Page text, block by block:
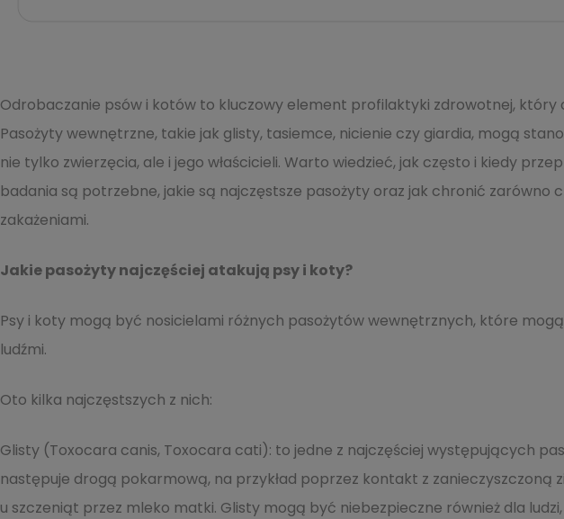
Odrobaczanie psów i kotów to kluczowy element profilaktyki zdrowotnej, który
Pasożyty wewnętrzne, takie jak glisty, tasiemce, nicienie czy giardia, mogą
nie tylko zwierzęcia, ale i jego właścicieli. Warto wiedzieć, jak często i kiedy
badania są potrzebne, jakie są najczęstsze pasożyty oraz jak chronić zarówno
zakażeniami.
Jakie pasożyty najczęściej atakują psy i koty?
Psy i koty mogą być nosicielami różnych pasożytów wewnętrznych, które
ludźmi.
Oto kilka najczęstszych z nich:
Glisty (Toxocara canis, Toxocara cati): to jedne z najczęściej występujących
następuje drogą pokarmową, na przykład poprzez kontakt z zanieczyszczoną
u szczeniąt przez mleko matki. Glisty mogą być niebezpieczne również dla ludzi,